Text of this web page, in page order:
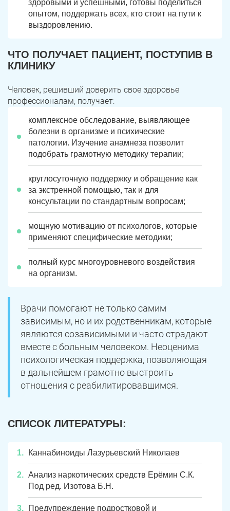
здоровыми и успешными, готовы поделиться
опытом, поддержать всех, кто стоит на пути к
выздоровлению.
ЧТО ПОЛУЧАЕТ ПАЦИЕНТ, ПОСТУПИВ В
КЛИНИКУ
Человек, решивший доверить свое здоровье
профессионалам, получает:
комплексное обследование, выявляющее
болезни в организме и психические
патологии. Изучение анамнеза позволит
подобрать грамотную методику терапии;
круглосуточную поддержку и обращение как
за экстренной помощью, так и для
консультации по стандартным вопросам;
мощную мотивацию от психологов, которые
применяют специфические методики;
полный курс многоуровневого воздействия
на организм.
Врачи помогают не только самим
зависимым, но и их родственникам, которые
являются созависимыми и часто страдают
вместе с больным человеком. Неоценима
психологическая поддержка, позволяющая
в дальнейшем грамотно выстроить
отношения с реабилитировавшимся.
СПИСОК ЛИТЕРАТУРЫ:
Каннабиноиды Лазурьевский Николаев
Анализ наркотических средств Ерёмин С.К.
Под ред. Изотова Б.Н.
Предупреждение подростковой и
Я ознакомлен и принимаю
Юрюзань Верхнеуральск
Зауральский Межозерный
Пласт
Усть-Катав Верхний Уфалей
Еманжелинск Карталы
Коркино Кыштым
Южноуральск Сатка
Чебаркуль Снежинск
Троицк Озерск
Златоуст Магнитогорск